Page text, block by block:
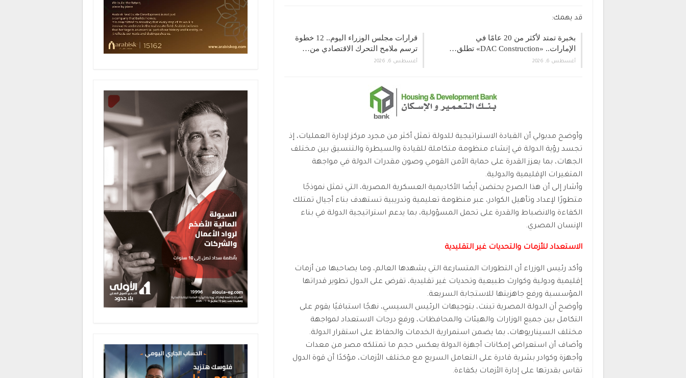
قد يهمك:
بخبرة تمتد لأكثر من 20 عامًا في
الإمارات.. «DAC Construction» تطلق…
أغسطس 6, 2026
قرارات مجلس الوزراء اليوم.. 12 خطوة
ترسم ملامح التحرك الاقتصادي من…
أغسطس 6, 2026
وأوضح مدبولي أن القيادة الاستراتيجية للدولة تمثل أكثر من مجرد مركز لإدارة العمليات، إذ
تجسد رؤية الدولة في إنشاء منظومة متكاملة للقيادة والسيطرة والتنسيق بين مختلف
الجهات، بما يعزز القدرة على حماية الأمن القومي وصون مقدرات الدولة في مواجهة
المتغيرات الإقليمية والدولية.
وأشار إلى أن هذا الصرح يحتضن أيضًا الأكاديمية العسكرية المصرية، التي تمثل نموذجًا
متطورًا لإعداد وتأهيل الكوادر، عبر منظومة تعليمية وتدريبية تستهدف بناء أجيال تمتلك
الكفاءة والانضباط والقدرة على تحمل المسؤولية، بما يدعم استراتيجية الدولة في بناء
الإنسان المصري.
الاستعداد للأزمات والتحديات غير التقليدية
وأكد رئيس الوزراء أن التطورات المتسارعة التي يشهدها العالم، وما يصاحبها من أزمات
إقليمية ودولية وكوارث طبيعية وتحديات غير تقليدية، تفرض على الدول تطوير قدراتها
المؤسسية ورفع جاهزيتها للاستجابة السريعة.
وأوضح أن الدولة المصرية تبنت، بتوجيهات الرئيس السيسي، نهجًا استباقيًا يقوم على
التكامل بين جميع الوزارات والهيئات والمحافظات، ورفع درجات الاستعداد لمواجهة
مختلف السيناريوهات، بما يضمن استمرارية الخدمات والحفاظ على استقرار الدولة.
وأضاف أن استعراض إمكانات أجهزة الدولة يعكس حجم ما تمتلكه مصر من معدات
وأجهزة وكوادر بشرية قادرة على التعامل السريع مع مختلف الأزمات، مؤكدًا أن قوة الدول
تقاس بقدرتها على إدارة الأزمات بكفاءة.